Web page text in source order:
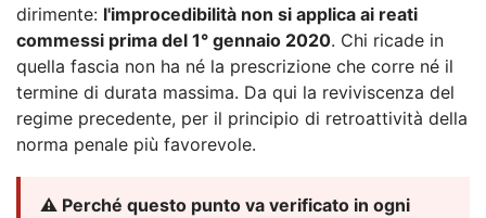
dirimente: l'improcedibilità non si applica ai reati
commessi prima del 1° gennaio 2020. Chi ricade in
quella fascia non ha né la prescrizione che corre né il
termine di durata massima. Da qui la reviviscenza del
regime precedente, per il principio di retroattività della
norma penale più favorevole.
⚠️ Perché questo punto va verificato in ogni